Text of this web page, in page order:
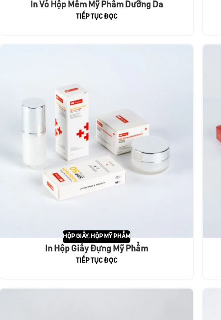
In Vỏ Hộp Mềm Mỹ Phẩm Dưỡng Da
TIẾP TỤC ĐỌC
HỘP GIẤY, HỘP MỸ PHẨM
In Hộp Giấy Đựng Mỹ Phẩm
TIẾP TỤC ĐỌC